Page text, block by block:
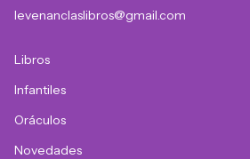
levenanclaslibros@gmail.com
Libros
Infantiles
Oráculos
Novedades